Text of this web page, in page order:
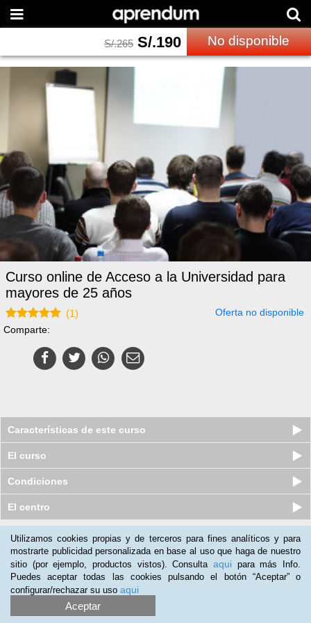
S/.265 S/.190 No disponible
Curso online de Acceso a la Universidad para
mayores de 25 años
(1)
Oferta no disponible
Comparte:
Características de este curso
El curso
Condiciones
El centro
Nuestros clientes opinan:
Isabel Cayuela(17-11-2018)
Por ahora el curso es muy completo. Está bien explicado. Muy
satisfecha con la compra.
Utilizamos cookies propias y de terceros para fines analíticos y para
mostrarte publicidad personalizada en base al uso que haga de nuestro
sitio (por ejemplo, productos vistos). Consulta aqui para más Info.
Puedes aceptar todas las cookies pulsando el botón “Aceptar” o
configurar/rechazar su uso aqui
Aceptar